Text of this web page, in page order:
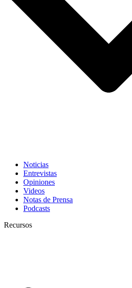
Noticias
Entrevistas
Opiniones
Videos
Notas de Prensa
Podcasts
Recursos